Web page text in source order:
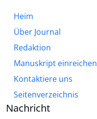
Heim
Über Journal
Redaktion
Manuskript einreichen
Kontaktiere uns
Seitenverzeichnis
Nachricht